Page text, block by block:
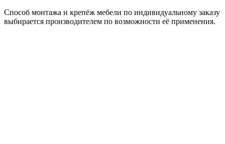
Способ монтажа и крепёж мебели по индивидуальному заказу
выбирается производителем по возможности её применения.